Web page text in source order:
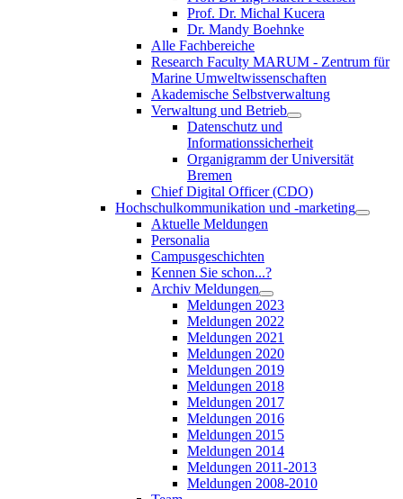
Prof. Dr. Michal Kucera
Dr. Mandy Boehnke
Alle Fachbereiche
Research Faculty MARUM - Zentrum für
Marine Umweltwissenschaften
Akademische Selbstverwaltung
Verwaltung und Betrieb
Datenschutz und
Informationssicherheit
Organigramm der Universität
Bremen
Chief Digital Officer (CDO)
Hochschulkommunikation und -marketing
Aktuelle Meldungen
Personalia
Campusgeschichten
Kennen Sie schon...?
Archiv Meldungen
Meldungen 2023
Meldungen 2022
Meldungen 2021
Meldungen 2020
Meldungen 2019
Meldungen 2018
Meldungen 2017
Meldungen 2016
Meldungen 2015
Meldungen 2014
Meldungen 2011-2013
Meldungen 2008-2010